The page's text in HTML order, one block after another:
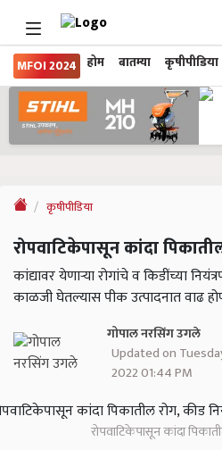
MFOI 2024 होम बातम्या कृषीपीडिया
कृषीपीडिया
रोपवाटिकेपासून कांदा
कांद्यावर येणाऱ्या रोगांचे व किडींच्या
काळजी घेतल्यास पीक उत्पादनात वाढ
गोपाल नरसिंग उगले
Updated on
2022 01:44 PM
रोपवाटिकेपासून कांदा